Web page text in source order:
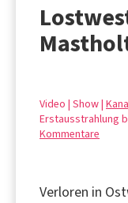
Video | Show |
Erstausstrahlung
Kommentare
Verloren in